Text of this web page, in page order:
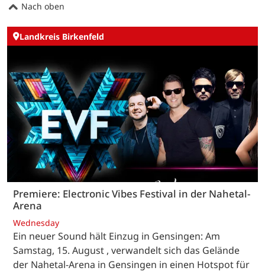
Nach oben
Landkreis Birkenfeld
Premiere: Electronic Vibes Festival in der Nahetal-
Arena
Wednesday
Ein neuer Sound hält Einzug in Gensingen: Am
Samstag, 15. August , verwandelt sich das Gelände
der Nahetal-Arena in Gensingen in einen Hotspot für